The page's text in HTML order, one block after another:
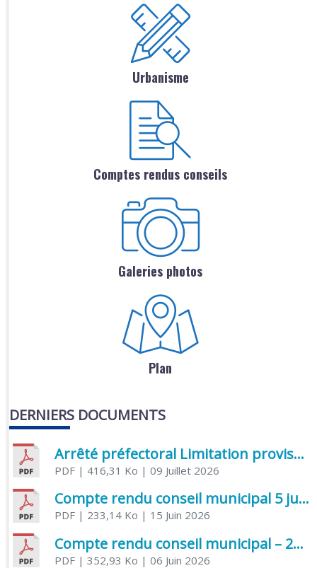
Urbanisme
Comptes rendus conseils
Galeries photos
Plan
DERNIERS DOCUMENTS
Arrêté préfectoral Limitation provisoire des usages de l’eau
PDF| 416,31 Ko | 09 Juillet 2026
Compte rendu conseil municipal 5 juin 2026 sénatoriale
PDF| 233,14 Ko | 15 Juin 2026
Compte rendu conseil municipal – 21 avril 2026
PDF| 352,93 Ko | 06 Juin 2026